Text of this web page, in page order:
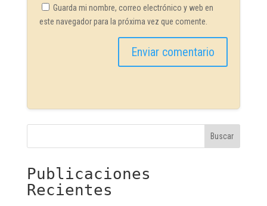
Guarda mi nombre, correo electrónico y web en
este navegador para la próxima vez que comente.
Buscar
Publicaciones
Recientes